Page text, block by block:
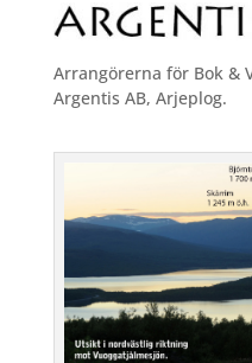
Arrangörerna för Bok &
Argentis AB, Arjeplog.